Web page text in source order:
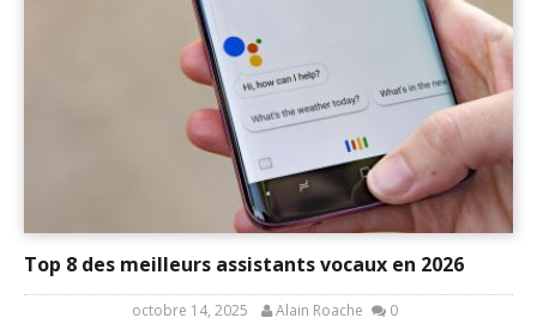
Top 8 des meilleurs assistants vocaux en 2026
octobre 14, 2025 Alain Roache 0